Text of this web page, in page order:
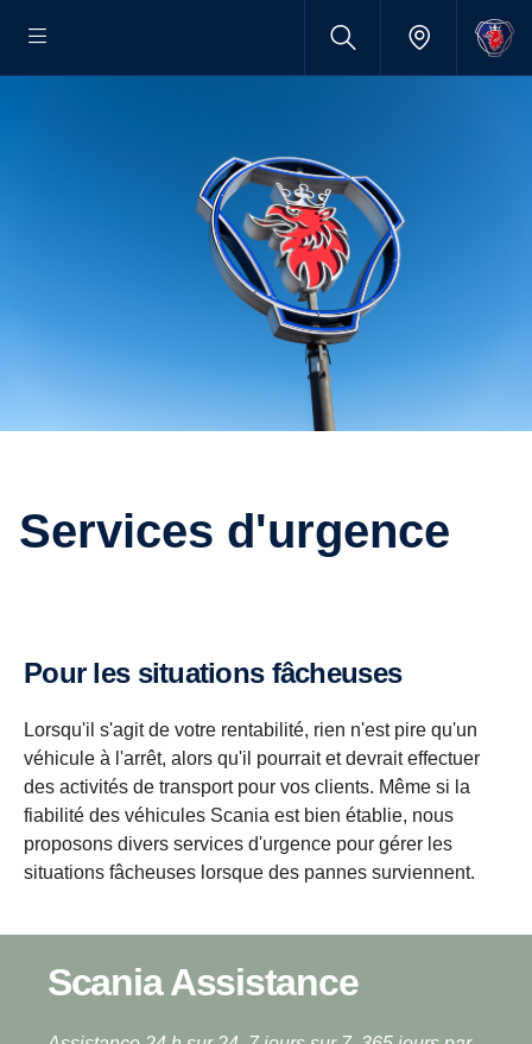
Services d'urgence
Pour les situations fâcheuses
Lorsqu'il s'agit de votre rentabilité, rien n'est pire qu'un
véhicule à l'arrêt, alors qu'il pourrait et devrait effectuer
des activités de transport pour vos clients. Même si la
fiabilité des véhicules Scania est bien établie, nous
proposons divers services d'urgence pour gérer les
situations fâcheuses lorsque des pannes surviennent.
Scania Assistance